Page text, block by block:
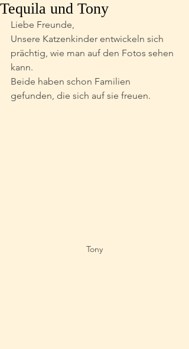
Tequila und Tony
Liebe Freunde,
Unsere Katzenkinder entwickeln sich
prächtig, wie man auf den Fotos sehen
kann.
Beide haben schon Familien
gefunden, die sich auf sie freuen.
Tony